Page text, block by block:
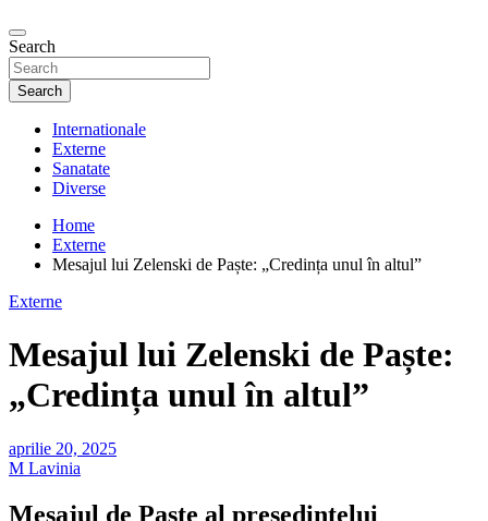
Search
Search
Internationale
Externe
Sanatate
Diverse
Home
Externe
Mesajul lui Zelenski de Paște: „Credința unul în altul”
Externe
Mesajul lui Zelenski de Paște:
„Credința unul în altul”
aprilie 20, 2025
M Lavinia
Mesajul de Paște al președintelui